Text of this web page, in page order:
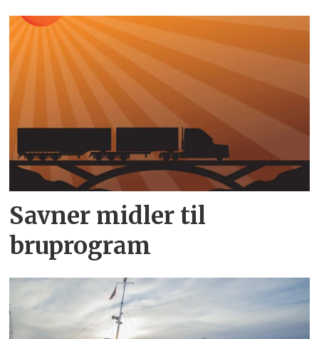
Savner midler til
bruprogram